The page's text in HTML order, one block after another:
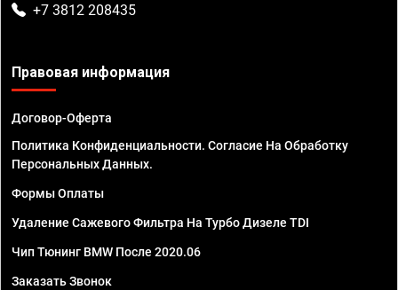
+7 3812 208435
Правовая информация
Договор-Оферта
Политика Конфиденциальности. Согласие На Обработку
Персональных Данных.
Формы Оплаты
Удаление Сажевого Фильтра На Турбо Дизеле TDI
Чип Тюнинг BMW После 2020.06
Заказать Звонок